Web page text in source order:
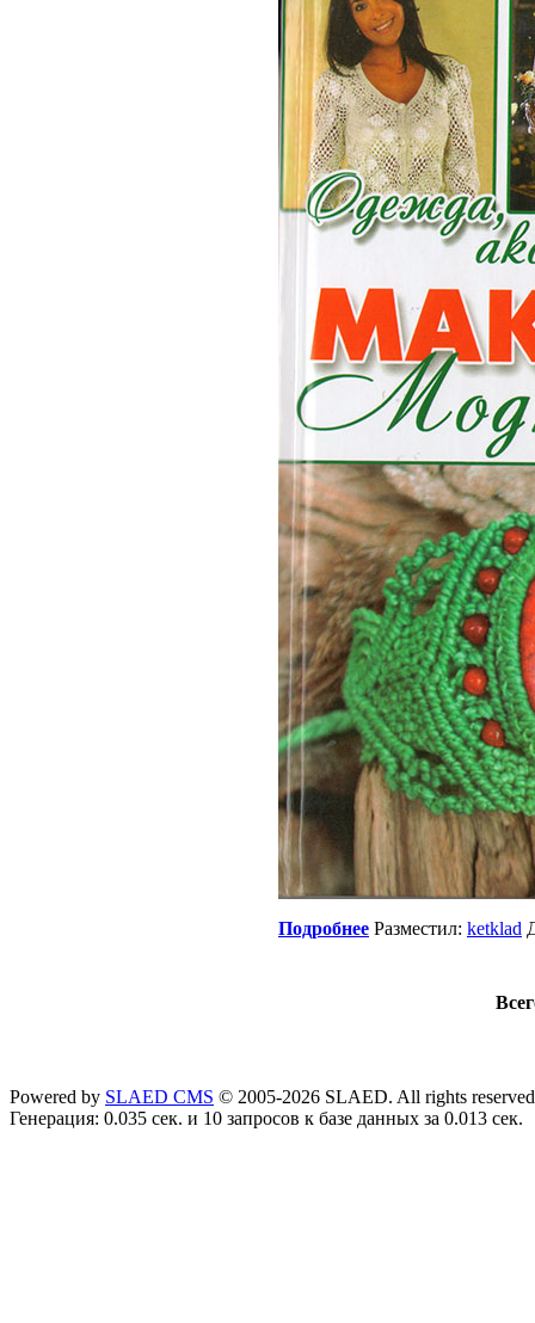
Подробнее Разместил: ketklad
Powered by SLAED CMS © 2005-2026 SLAED. All rights
Генерация: 0.035 сек. и 10 запросов к базе данных за 0.013 сек.